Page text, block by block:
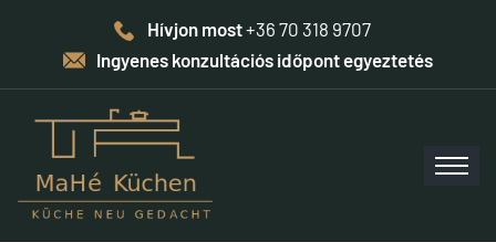
Hívjon most+36 70 318 9707
Ingyenes konzultációs időpont egyeztetés